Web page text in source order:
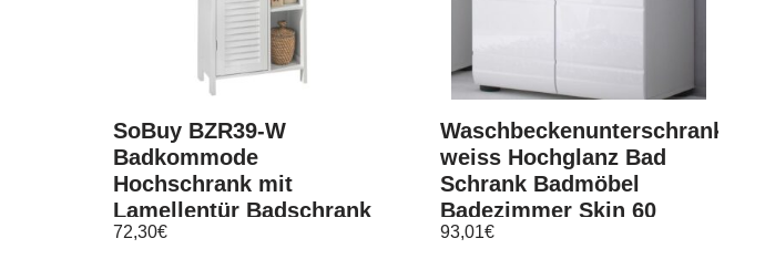
SoBuy BZR39-W
Badkommode
Hochschrank mit
Lamellentür Badschrank
Aufbewahrungsschrank
72,30€
Waschbeckenunterschrank
weiss Hochglanz Bad
Schrank Badmöbel
Badezimmer Skin 60
93,01€